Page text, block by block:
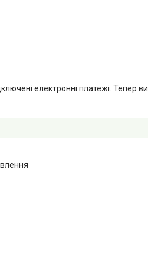
електронні платежі. Тепер ви